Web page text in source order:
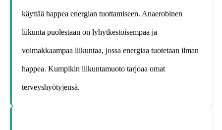
käyttää happea energian tuottamiseen. Anaerobinen
liikunta puolestaan on lyhytkestoisempaa ja
voimakkaampaa liikuntaa, jossa energiaa tuotetaan ilman
happea. Kumpikin liikuntamuoto tarjoaa omat
terveyshyötyjensä.